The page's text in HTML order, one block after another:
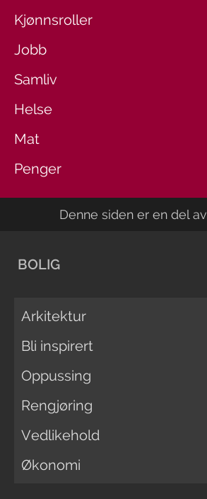
Kjønnsroller
Jobb
Samliv
Helse
Mat
Penger
Denne siden er en del av
BOLIG
Arkitektur
Bli inspirert
Oppussing
Rengjøring
Vedlikehold
Økonomi